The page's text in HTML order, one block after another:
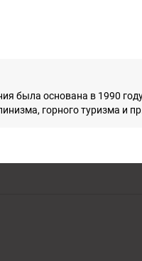
была основана в 1990
горного туризма и